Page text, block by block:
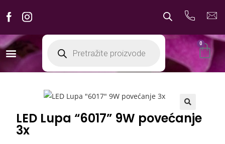
0
🔍
LED Lupa “6017” 9W povećanje
3x